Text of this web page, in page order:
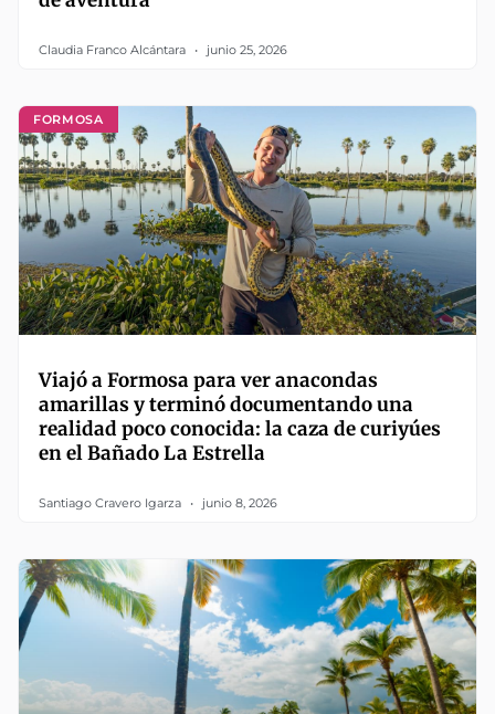
Claudia Franco Alcántara junio 25, 2026
FORMOSA
Viajó a Formosa para ver anacondas
amarillas y terminó documentando una
realidad poco conocida: la caza de curiyúes
en el Bañado La Estrella
Santiago Cravero Igarza junio 8, 2026